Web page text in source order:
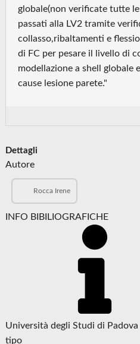
globale(non verificate tutte
passati alla LV2 tramite
collasso,ribaltamenti e
di FC per pesare il livello di
modellazione a shell globale
cause lesione parete."
Dettagli
Autore
Rocca Irene
INFO BIBILIOGRAFICHE
Università degli Studi di Padova
tipo